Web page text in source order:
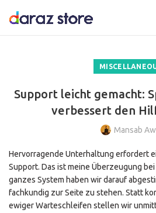
Support leicht gemacht:
verbessert den
Mansab
Hervorragende Unterhaltung erfordert
Support. Das ist meine Überzeugung
ganzes System haben wir darauf
fachkundig zur Seite zu stehen. Statt
ewiger Warteschleifen stellen wir